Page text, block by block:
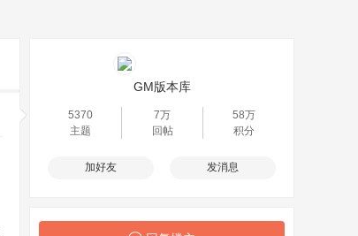
GM版本库
5370
主题
7万
回帖
58万
积分
加好友 发消息